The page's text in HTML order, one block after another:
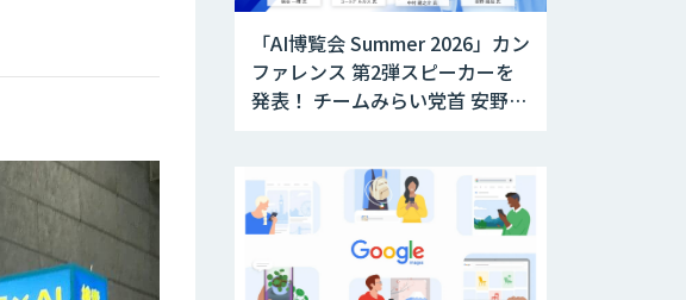
「AI博覧会 Summer 2026」カン
ファレンス 第2弾スピーカーを
発表！ チームみらい党首 安野貴
AI、経営・製造・営業のAI活用
事例も公開